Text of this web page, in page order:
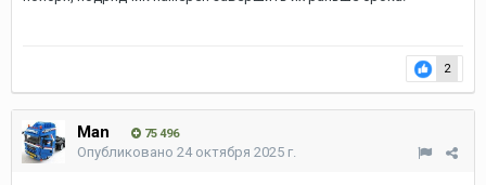
2
Man 75 496
Опубликовано 24 октября 2025 г.